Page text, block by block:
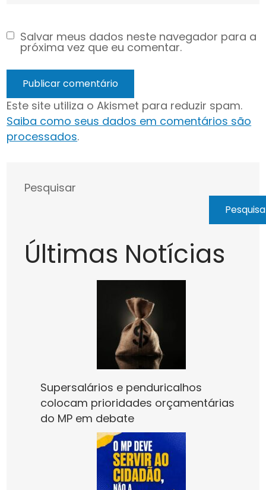
Salvar meus dados neste navegador para a
próxima vez que eu comentar.
Este site utiliza o Akismet para reduzir spam.
Saiba como seus dados em comentários são
processados.
Pesquisar
Últimas Notícias
Supersalários e penduricalhos
colocam prioridades orçamentárias
do MP em debate